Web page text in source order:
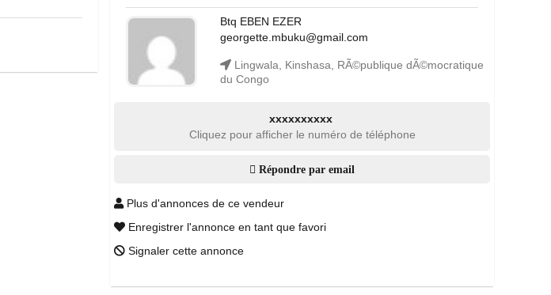
Btq EBEN EZER
georgette.mbuku@gmail.com
Lingwala, Kinshasa, RÃ©publique dÃ©mocratique
du Congo
xxxxxxxxxx
Cliquez pour afficher le numéro de téléphone
Répondre par email
Plus d'annonces de ce vendeur
Enregistrer l'annonce en tant que favori
Signaler cette annonce